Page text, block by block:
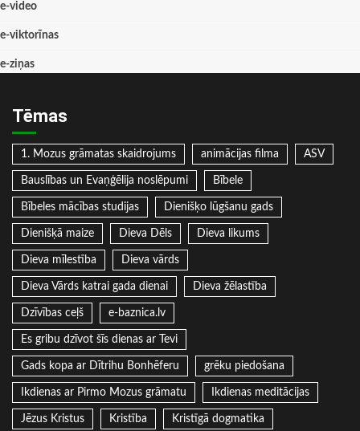
e-video
e-viktorīnas
e-ziņas
Tēmas
1. Mozus grāmatas skaidrojums animācijas filma ASV
Bauslības un Evaņģēlija noslēpumi Bībele
Bībeles mācības studijas Dienišķo lūgšanu gads
Dienišķā maize Dieva Dēls Dieva likums
Dieva mīlestība Dieva vārds
Dieva Vārds katrai gada dienai Dieva žēlastība
Dzīvības ceļš e-baznica.lv
Es gribu dzīvot šīs dienas ar Tevi
Gads kopa ar Dītrihu Bonhēferu grēku piedošana
Ikdienas ar Pirmo Mozus grāmatu Ikdienas meditācijas
Jēzus Kristus Kristība Kristīgā dogmatika